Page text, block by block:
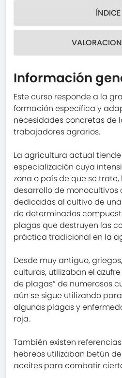
ÍNDICE
Información
Este curso responde a la
formación específica y
necesidades concretas de
trabajadores agrarios.
La agricultura actual
especialización cuya
zona o país de que se
desarrollo de monocultivos
dedicadas al cultivo de
de determinados
plagas que destruyen las
práctica tradicional en la
Desde muy antiguo,
culturas, utilizaban el
de plagas” de numerosos
aún se sigue utilizando
algunas plagas y
roja.
También existen
hebreos utilizaban betún
aceites para combatir